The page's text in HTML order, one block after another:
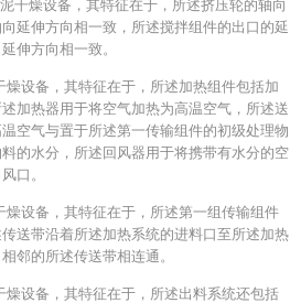
干燥设备，其特征在于，所述挤压轮的轴向
延伸方向相一致，所述搅拌组件的出口的延
伸方向相一致。
燥设备，其特征在于，所述加热组件包括加
加热器用于将空气加热为高温空气，所述送
空气与置于所述第一传输组件的初级处理物
的水分，所述回风器用于将携带有水分的空
口。
燥设备，其特征在于，所述第一组传输组件
送带沿着所述加热系统的进料口至所述加热
邻的所述传送带相连通。
燥设备，其特征在于，所述出料系统还包括